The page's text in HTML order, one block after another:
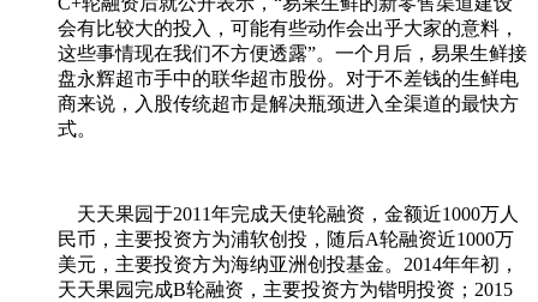
会有比较大的投入，可能有些动作会出乎大家的意料，
这些事情现在我们不方便透露”。一个月后，易果生鲜接
盘永辉超市手中的联华超市股份。对于不差钱的生鲜电
商来说，入股传统超市是解决瓶颈进入全渠道的最快方
式。
天天果园于2011年完成天使轮融资，金额近1000万人
民币，主要投资方为浦软创投，随后A轮融资近1000万
美元，主要投资方为海纳亚洲创投基金。2014年年初，
天天果园完成B轮融资，主要投资方为锴明投资；2015